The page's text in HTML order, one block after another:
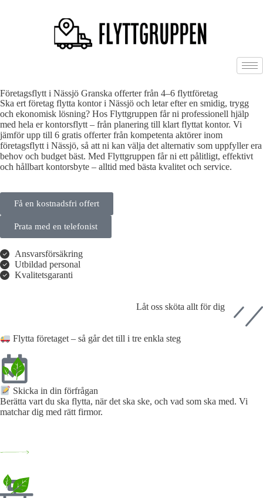
Företagsflytt i Nässjö Granska offerter från 4–6 flyttföretag
Ska ert företag flytta kontor i Nässjö och letar efter en smidig, trygg
och ekonomisk lösning? Hos Flyttgruppen får ni professionell hjälp
med hela er kontorsflytt – från planering till klart flyttat kontor. Vi
jämför upp till 6 gratis offerter från kompetenta aktörer inom
företagsflytt i Nässjö, så att ni kan välja det alternativ som uppfyller era
behov och budget bäst. Med Flyttgruppen får ni ett pålitligt, effektivt
och hållbart kontorsbyte – alltid med bästa kvalitet och service.
Få en kostnadsfri offert
Prata med en telefonist
Ansvarsförsäkring
Utbildad personal
Kvalitetsgaranti
Låt oss sköta allt för dig
Flytta företaget – så går det till i tre enkla steg
Skicka in din förfrågan​
Berätta vart du ska flytta, när det ska ske, och vad som ska med. Vi
matchar dig med rätt firmor.